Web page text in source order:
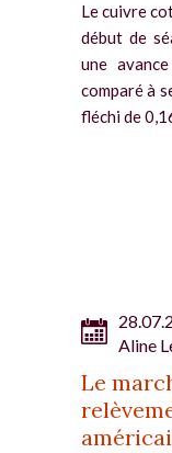
Le cuivre
début de
une
comparé à
fléchi de
Aline
Le